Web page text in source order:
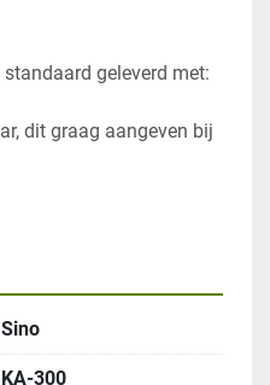
geleverd met:
Sino
KA-300